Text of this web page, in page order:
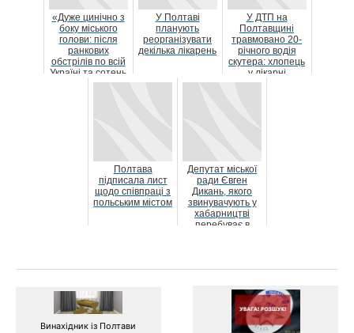
«Дуже цинічно з
боку міського
голови: після
ранкових
обстрілів по всій
Україні та сотень
жертв прово...
У Полтаві
планують
реорганізувати
декілька лікарень
У ДТП на
Полтавщині
травмовано 20-
річного водія
скутера: хлопець
у лікарні
Полтава
підписала лист
щодо співпраці з
польським містом
Депутат міської
ради Євген
Дикань, якого
звинувачують у
хабарництві
перебуває в
Винахідник із Полтави